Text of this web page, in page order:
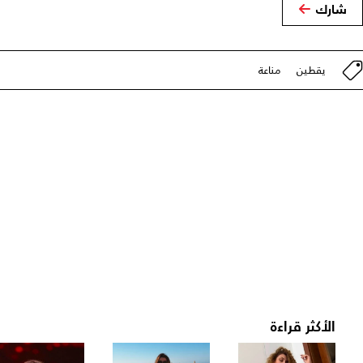
شارك
يقطين مناعة
الأكثر قراءة